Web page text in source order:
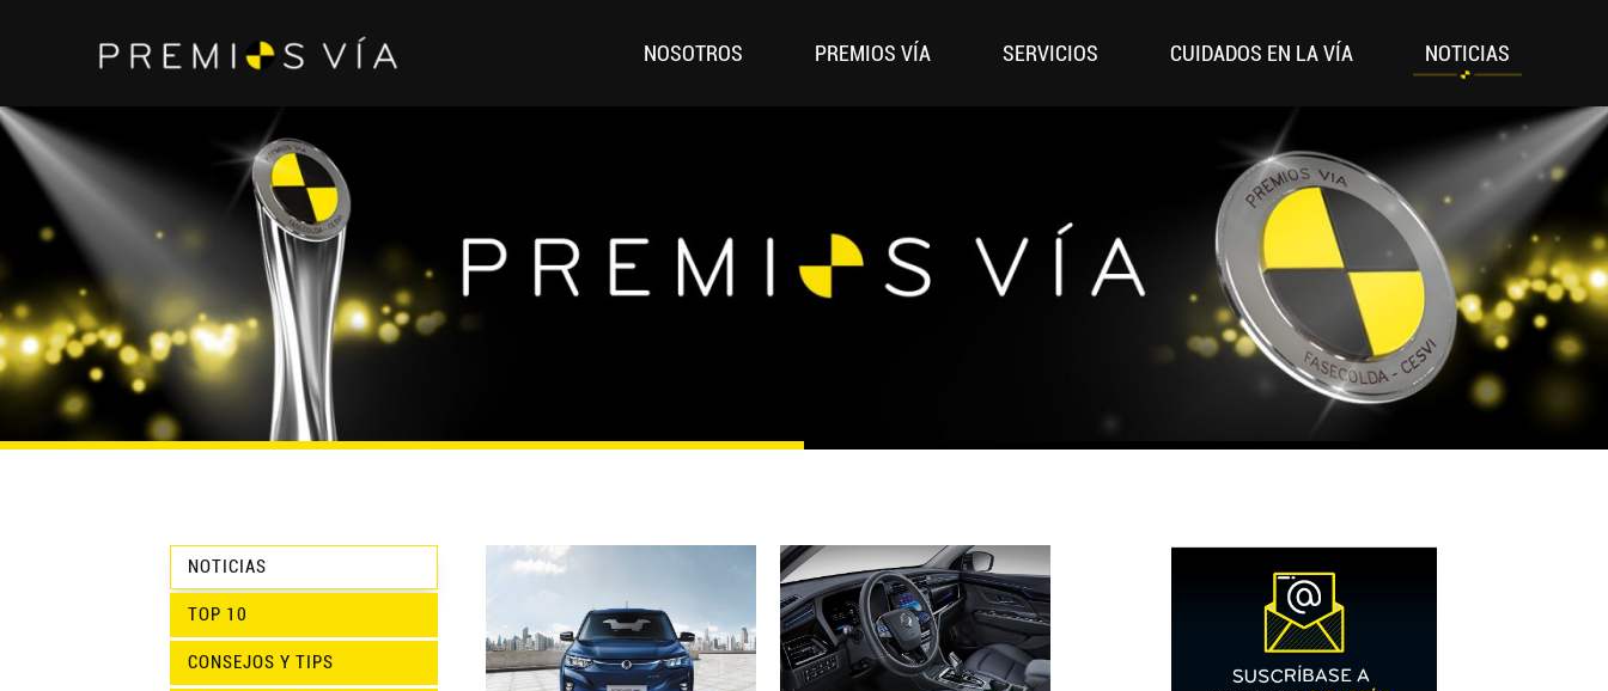
NOSOTROS PREMIOS VÍA SERVICIOS CUIDADOS EN LA VÍA NOTICIAS
NOTICIAS
TOP 10
CONSEJOS Y TIPS